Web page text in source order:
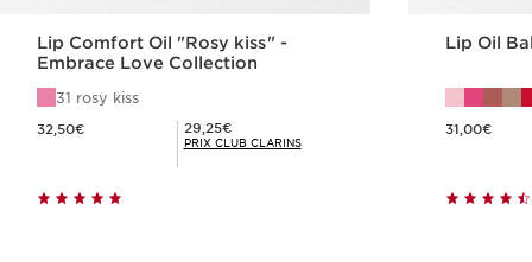
Lip Comfort Oil "Rosy kiss" -
Embrace Love Collection
31 rosy kiss
32,50€ Prix Club Clarins 29,25€
29,25€
PRIX CLUB CLARINS
Lip Oil
31,00€